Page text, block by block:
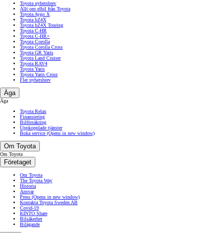
Toyota nyhetsbrev
Allt om elbil från Toyota
Toyota Aygo X
Toyota bZ4X
Toyota bZ4X Touring
Toyota C-HR
Toyota C-HR+
Toyota Corolla
Toyota Corolla Cross
Toyota GR Yaris
Toyota Land Cruiser
Toyota RAV4
Toyota Yaris
Toyota Yaris Cross
Fler nyhetsbrev
Äga
Äga
Toyota Relax
Finansiering
Bilförsäkring
Uppkopplade tjänster
Boka service (Opens in new window)
Om Toyota
Om Toyota
Företaget
Om Toyota
The Toyota Way
Historia
Ansvar
Press (Opens in new window)
Kontakta Toyota Sweden AB
Covid-19
KINTO Share
Bilsäkerhet
Bilägande